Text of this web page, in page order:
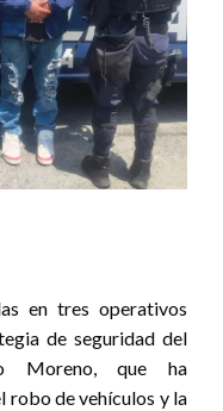
en tres operativos
de seguridad del
Moreno, que ha
robo de vehículos y la